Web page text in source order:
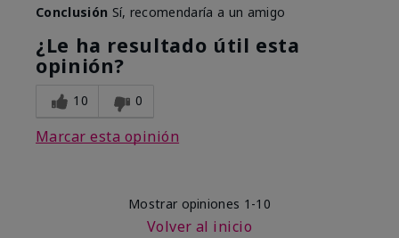
Conclusión Sí, recomendaría a un amigo
¿Le ha resultado útil esta
opinión?
10 0
Marcar esta opinión
Mostrar opiniones 1-10
Volver al inicio